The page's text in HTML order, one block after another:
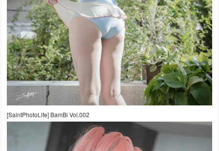
[SaintPhotoLife] BamBi Vol.002